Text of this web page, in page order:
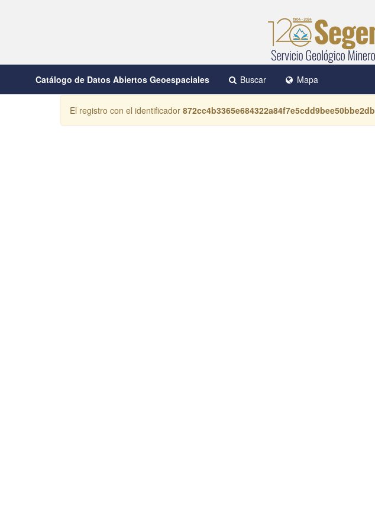
Catálogo de Datos Abiertos Geoespaciales Buscar Mapa
El registro con el identificador 872cc4b3365e684322a84f7e5cdd9bee50bbe2db